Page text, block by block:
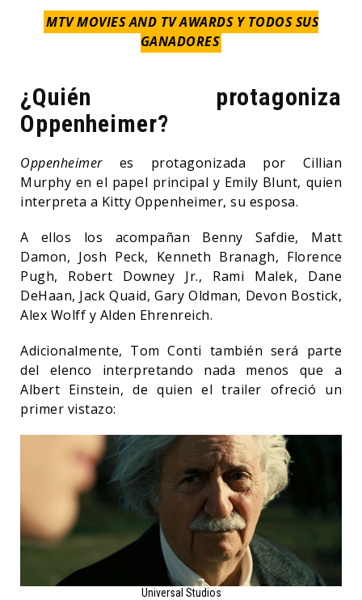
MTV MOVIES AND TV AWARDS Y TODOS SUS
GANADORES
¿Quién protagoniza
Oppenheimer?
Oppenheimer es protagonizada por Cillian
Murphy en el papel principal y Emily Blunt, quien
interpreta a Kitty Oppenheimer, su esposa.
A ellos los acompañan Benny Safdie, Matt
Damon, Josh Peck, Kenneth Branagh, Florence
Pugh, Robert Downey Jr., Rami Malek, Dane
DeHaan, Jack Quaid, Gary Oldman, Devon Bostick,
Alex Wolff y Alden Ehrenreich.
Adicionalmente, Tom Conti también será parte
del elenco interpretando nada menos que a
Albert Einstein, de quien el trailer ofreció un
primer vistazo:
Universal Studios